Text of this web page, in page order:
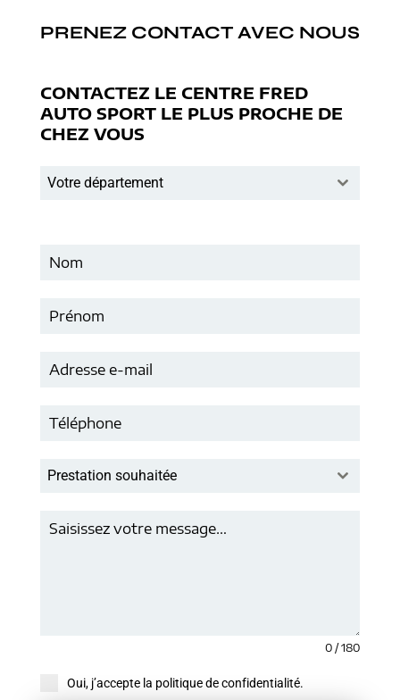
PRENEZ CONTACT AVEC NOUS
CONTACTEZ LE CENTRE FRED
AUTO SPORT LE PLUS PROCHE DE
CHEZ VOUS
Votre département
Prestation souhaitée
0 / 180
Oui, j’accepte la politique de confidentialité.